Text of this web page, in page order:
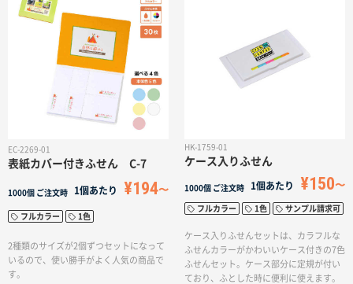
EC-2269-01
表紙カバー付きふせん C-7
1000個 ご注文時 1個あたり ¥194
フルカラー 1色
2種類のサイズが2個ずつセットになって
いるので、使い勝手がよく人気の商品で
す。
HK-1759-01
ケース入りふせん
1000個 ご注文時 1個あたり ¥150
フルカラー 1色 サンプル請求可
ケース入りふせんセットは、カラフルな
ふせんカラーがかわいいケース付きの7色
ふせんセット。ケース部分に定規が付い
ており、ふとした時に便利に使えます。